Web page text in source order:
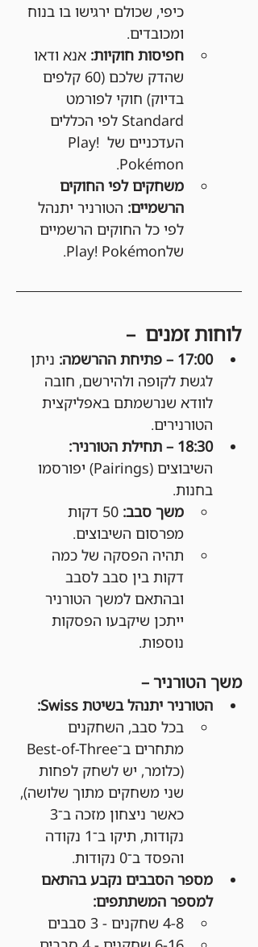
כיפי, שכולם ירגישו בו בנוח
ומכובדים.
חפיסות חוקיות: אנא ודאו
שהדק שלכם (60 קלפים
בדיוק) חוקי לפורמט
Standard לפי הכללים
העדכניים של Play!
Pokémon.
משחקים לפי החוקים
הרשמיים: הטורניר יתנהל
לפי כל החוקים הרשמיים
שלPlay! Pokémon.
לוחות זמנים  –
17:00 – פתיחת ההרשמה:
ניתן
לגשת לקופה ולהירשם, חובה
לוודא שנרשמתם באפליקצית
הטורנירים.
18:30 – תחילת הטורניר:
השיבוצים (Pairings) יפורסמו
בחנות.
משך סבב:
50 דקות
מפרסום השיבוצים.
תהיה הפסקה של כמה
דקות בין סבב לסבב
ובהתאם למשך הטורניר
ייתכן שיקבעו הפסקות
נוספות.
משך הטורניר –
הטורניר יתנהל בשיטת Swiss:
בכל סבב, השחקנים
(כלומר, יש לשחק לפחות
שני משחקים מתוך שלושה),
נקודות, תיקו ב־1 נקודה
והפסד ב־0 נקודות.
מספר הסבבים נקבע בהתאם
למספר המשתתפים:
4-8 שחקנים - 3 סבבים